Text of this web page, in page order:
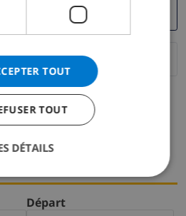
sont obligatoires )
Vos données personnelles ne
des tiers.
Départ
TOUT
TOUT
DÉTAILS